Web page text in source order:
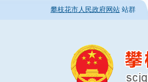
攀枝花市人民政府网站 站群